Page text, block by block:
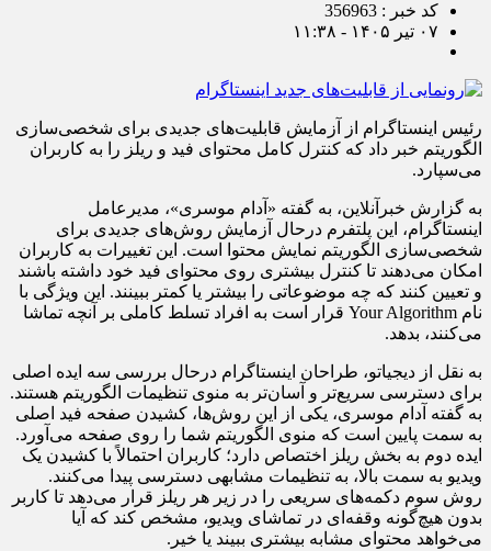
کد خبر : 356963
۰۷ تیر ۱۴۰۵ - ۱۱:۳۸
رئیس اینستاگرام از آزمایش قابلیت‌های جدیدی برای شخصی‌سازی
الگوریتم خبر داد که کنترل کامل محتوای فید و ریلز را به کاربران
می‌سپارد.
به گزارش خبرآنلاین، به گفته «آدام موسری»، مدیرعامل
اینستاگرام، این پلتفرم درحال آزمایش روش‌های جدیدی برای
شخصی‌سازی الگوریتم نمایش محتوا است. این تغییرات به کاربران
امکان می‌دهند تا کنترل بیشتری روی محتوای فید خود داشته باشند
و تعیین کنند که چه موضوعاتی را بیشتر یا کمتر ببینند. این ویژگی با
نام Your Algorithm قرار است به افراد تسلط کاملی بر آنچه تماشا
می‌کنند، بدهد.
به نقل از دیجیاتو، طراحان اینستاگرام درحال بررسی سه ایده اصلی
برای دسترسی سریع‌تر و آسان‌تر به منوی تنظیمات الگوریتم هستند.
به گفته آدام موسری، یکی از این روش‌ها، کشیدن صفحه فید اصلی
به سمت پایین است که منوی الگوریتم شما را روی صفحه می‌آورد.
ایده دوم به بخش ریلز اختصاص دارد؛ کاربران احتمالاً با کشیدن یک
ویدیو به سمت بالا، به تنظیمات مشابهی دسترسی پیدا می‌کنند.
روش سوم دکمه‌های سریعی را در زیر هر ریلز قرار می‌دهد تا کاربر
بدون هیچ‌گونه وقفه‌ای در تماشای ویدیو، مشخص کند که آیا
می‌خواهد محتوای مشابه بیشتری ببیند یا خیر.